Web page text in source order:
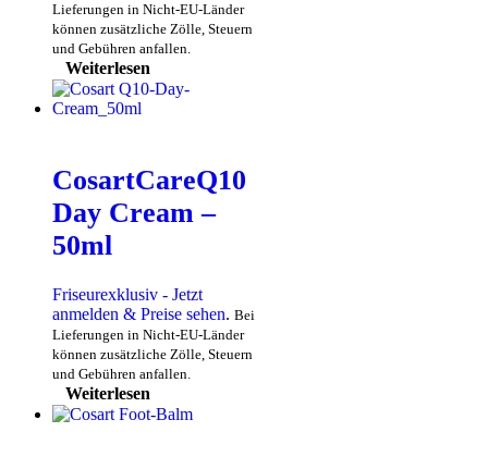
Lieferungen in Nicht-EU-Länder
können zusätzliche Zölle, Steuern
und Gebühren anfallen.
Weiterlesen
CosartCareQ10
Day Cream –
50ml
Friseurexklusiv - Jetzt
anmelden & Preise sehen. Bei
Lieferungen in Nicht-EU-Länder
können zusätzliche Zölle, Steuern
und Gebühren anfallen.
Weiterlesen